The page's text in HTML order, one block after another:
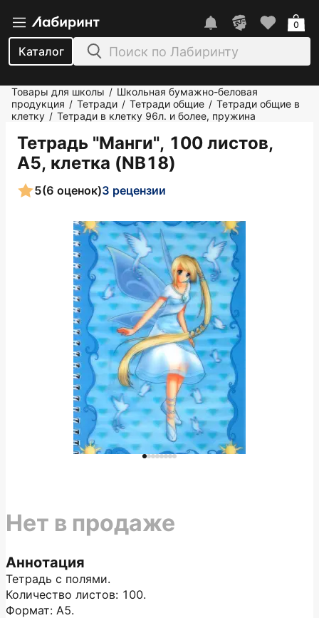
Каталог
0
Товары для школы / Школьная бумажно-беловая
продукция / Тетради / Тетради общие / Тетради общие в
клетку / Тетради в клетку 96л. и более, пружина
Тетрадь "Манги", 100 листов,
А5, клетка (NB18)
5(6 оценок)3 рецензии
Аннотация
Тетрадь с полями.
Количество листов: 100.
Формат: А5.
Нет в продаже